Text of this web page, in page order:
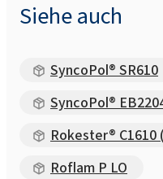
Siehe auch
SyncoPol® SR610
SyncoPol®
Rokester®
Roflam P LO